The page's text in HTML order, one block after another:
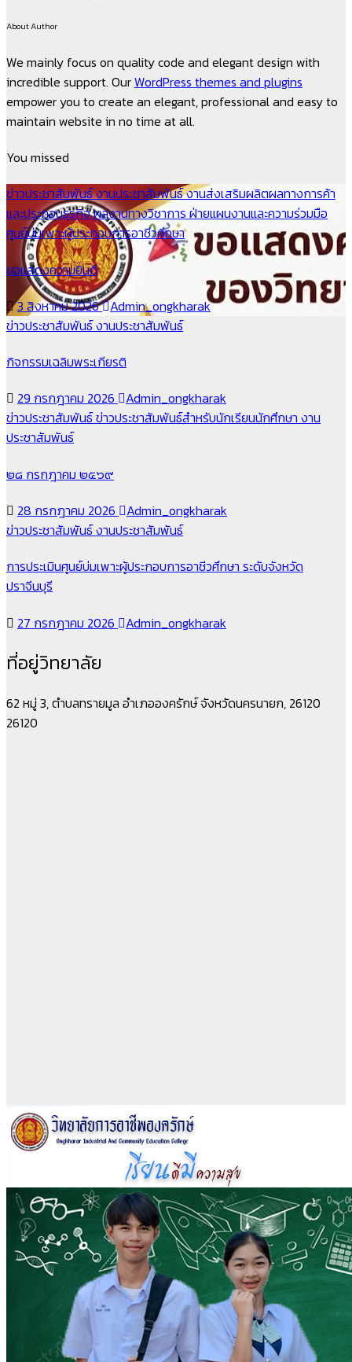
About Author
We mainly focus on quality code and elegant design with
incredible support. OurWordPress themes and plugins
empower you to create an elegant, professional and easy to
maintain website in no time at all.
You missed
ข่าวประชาสัมพันธ์งานประชาสัมพันธ์งานส่งเสริมผลิตผลทางการค้า
และประกอบธุรกิจผลงานทางวิชาการ ฝ่ายแผนงานและความร่วมมือ
ศูนย์บ่มเพาะผู้ประกอบการอาชีวศึกษา
ขอแสดงความยินดี
3 สิงหาคม 2026 Admin_ongkharak
ข่าวประชาสัมพันธ์งานประชาสัมพันธ์
กิจกรรมเฉลิมพระเกียรติ
29 กรกฎาคม 2026
Admin_ongkharak
ข่าวประชาสัมพันธ์ข่าวประชาสัมพันธ์สำหรับนักเรียนนักศึกษา งาน
ประชาสัมพันธ์
๒๘ กรกฎาคม ๒๕๖๙
28 กรกฎาคม 2026
Admin_ongkharak
ข่าวประชาสัมพันธ์งานประชาสัมพันธ์
การประเมินศูนย์บ่มเพาะผู้ประกอบการอาชีวศึกษา ระดับจังหวัด
ปราจีนบุรี
27 กรกฎาคม 2026
Admin_ongkharak
ที่อยู่วิทยาลัย
62 หมู่ 3, ตำบลทรายมูล อำเภอองครักษ์ จังหวัดนครนายก, 26120
26120